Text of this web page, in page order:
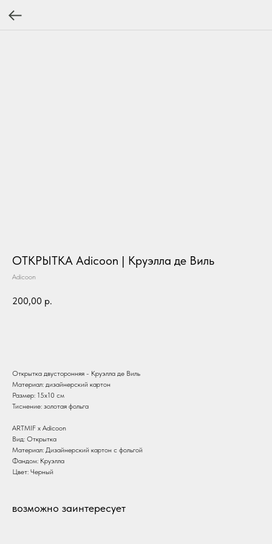
ОТКРЫТКА Adicoon | Круэлла де Виль
Adicoon
200,00 р.
Открытка двусторонняя - Круэлла де Виль
Материал: дизайнерский картон
Размер: 15х10 см
Тиснение: золотая фольга
ARTMIF х Adicoon
Вид: Открытка
Материал: Дизайнерский картон с фольгой
Фандом: Круэлла
Цвет: Черный
возможно заинтересует